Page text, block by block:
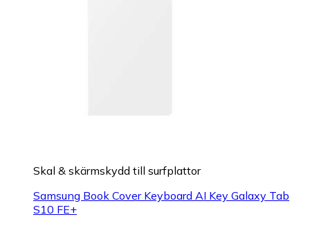
Skal & skärmskydd till surfplattor
Samsung Book Cover Keyboard AI Key Galaxy Tab
S10 FE+